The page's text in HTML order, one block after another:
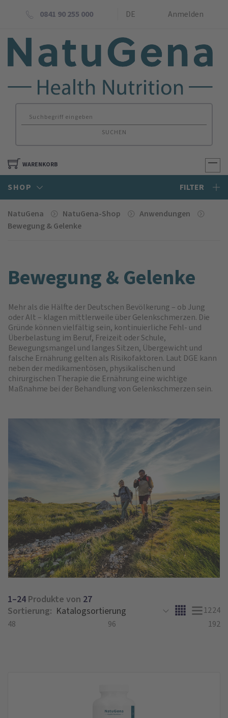
0841 90 255 000 DE Anmelden
SUCHEN
WARENKORB
SHOP FILTER
NatuGena NatuGena-Shop
Anwendungen
Bewe­gung & Gelenke
Bewe­gung & Gelenke
Mehr als die Hälfte der Deutschen Bevölkerung – ob Jung
oder Alt – klagen mittlerweile über Gelenkschmerzen. Die
Gründe können vielfältig sein, kontinuierliche Fehl- und
Überbelastung im Beruf, Freizeit oder Schule,
Bewegungsmangel und langes Sitzen, Übergewicht und
falsche Ernährung gelten als Risikofaktoren. Laut DGE kann
neben der medikamentösen, physikalischen und
chirurgischen Therapie die Ernährung eine wichtige
Maßnahme bei der Behandlung von Gelenkschmerzen sein.
1–24 Produkte von 27
Sortierung:
1224
48
96 192